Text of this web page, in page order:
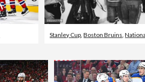
Stanley Cup,Boston Bruins,